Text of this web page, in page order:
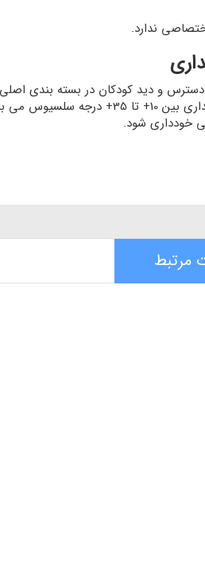
ندارد.
دسترس و دید کودکان در بسته بندی
درجه حرارت نگهداری بین
خودداری شود.
مرتبط